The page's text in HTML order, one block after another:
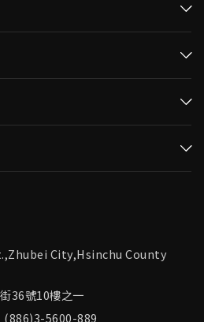
City,Hsinchu County
36號10樓之一
(886)3-5600-889